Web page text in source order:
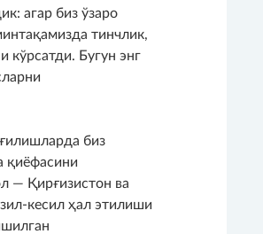
агар биз ўзаро
тинчлик,
кўрсатди. Бугун энг
биз
қиёфасини
— Қирғизистон ва
кесил ҳал этилиши